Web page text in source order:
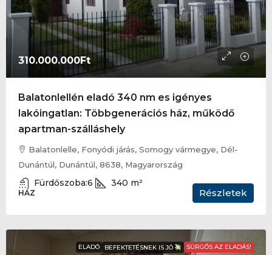
310.000.000Ft
Balatonlellén eladó 340 nm es igényes
lakóingatlan: Többgenerációs ház, működő
apartman-szálláshely
Balatonlelle, Fonyódi járás, Somogy vármegye, Dél-
Dunántúl, Dunántúl, 8638, Magyarország
Fürdőszoba:6 340 m²
HÁZ Részletek
ELADÓ BEFEKTETÉSNEK IS JÓ SÜRGŐS AZ ELADÁS!